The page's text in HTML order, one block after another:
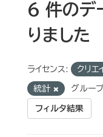
6 件のデ
りました
ライセンス: クリエ
統計 グルー
フィルタ結果